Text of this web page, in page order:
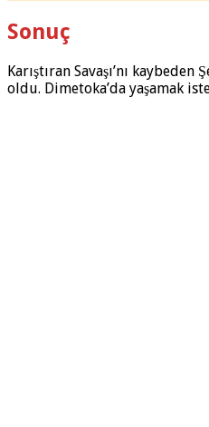
Sonuç
Karıştıran Savaşı’nı
oldu. Dimetoka’da yaşamak